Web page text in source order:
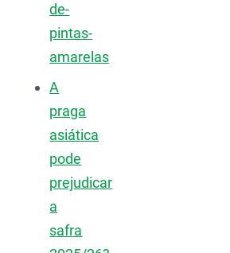
de-
pintas-
amarelas
A
praga
asiática
pode
prejudicar
a
safra